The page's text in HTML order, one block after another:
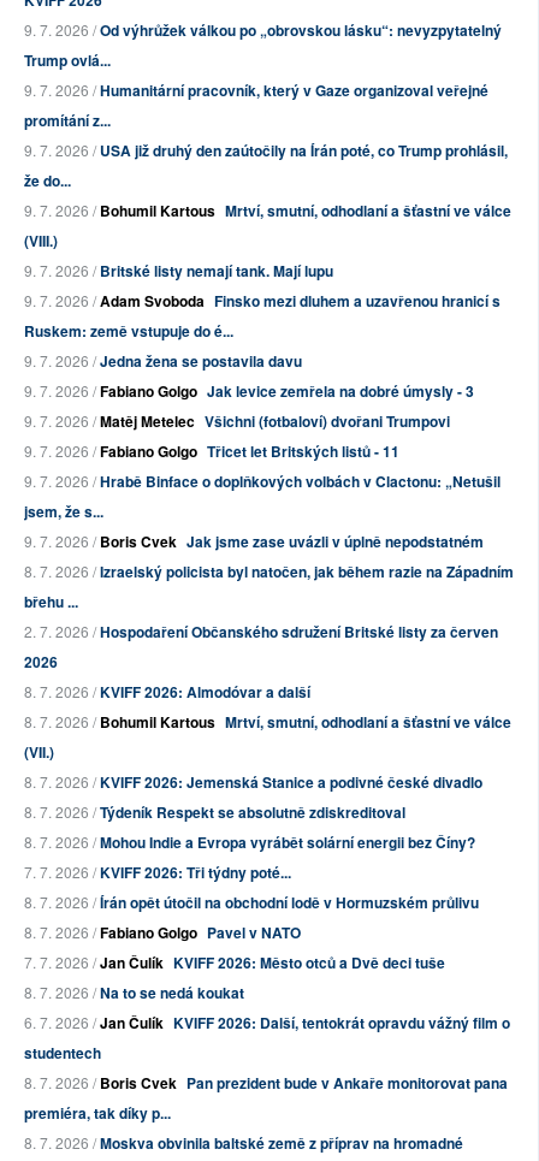
9. 7. 2026 /Od výhrůžek válkou po „obrovskou lásku“: nevyzpytatelný
Trump ovlá...
9. 7. 2026 /Humanitární pracovník, který v Gaze organizoval veřejné
promítání z...
9. 7. 2026 /USA již druhý den zaútočily na Írán poté, co Trump prohlásil,
že do...
9. 7. 2026 /Bohumil Kartous Mrtví, smutní, odhodlaní a šťastní ve válce
(VIII.)
9. 7. 2026 /Britské listy nemají tank. Mají lupu
9. 7. 2026 /Adam Svoboda Finsko mezi dluhem a uzavřenou hranicí s
Ruskem: země vstupuje do é...
9. 7. 2026 /Jedna žena se postavila davu
9. 7. 2026 /Fabiano Golgo Jak levice zemřela na dobré úmysly - 3
9. 7. 2026 /Matěj Metelec Všichni (fotbaloví) dvořani Trumpovi
9. 7. 2026 /Fabiano Golgo Třicet let Britských listů - 11
9. 7. 2026 /Hrabě Binface o doplňkových volbách v Clactonu: „Netušil
jsem, že s...
9. 7. 2026 /Boris Cvek Jak jsme zase uvázli v úplně nepodstatném
8. 7. 2026 /Izraelský policista byl natočen, jak během razie na Západním
břehu ...
2. 7. 2026 /Hospodaření Občanského sdružení Britské listy za červen
2026
8. 7. 2026 /KVIFF 2026: Almodóvar a další
8. 7. 2026 /Bohumil Kartous Mrtví, smutní, odhodlaní a šťastní ve válce
(VII.)
8. 7. 2026 /KVIFF 2026: Jemenská Stanice a podivné české divadlo
8. 7. 2026 /Týdeník Respekt se absolutně zdiskreditoval
8. 7. 2026 /Mohou Indie a Evropa vyrábět solární energii bez Číny?
7. 7. 2026 /KVIFF 2026: Tři týdny poté...
8. 7. 2026 /Írán opět útočil na obchodní lodě v Hormuzském průlivu
8. 7. 2026 /Fabiano Golgo Pavel v NATO
7. 7. 2026 /Jan Čulík KVIFF 2026: Město otců a Dvě deci tuše
8. 7. 2026 /Na to se nedá koukat
6. 7. 2026 /Jan Čulík KVIFF 2026: Další, tentokrát opravdu vážný film o
studentech
8. 7. 2026 /Boris Cvek Pan prezident bude v Ankaře monitorovat pana
premiéra, tak díky p...
8. 7. 2026 /Moskva obvinila baltské země z příprav na hromadné